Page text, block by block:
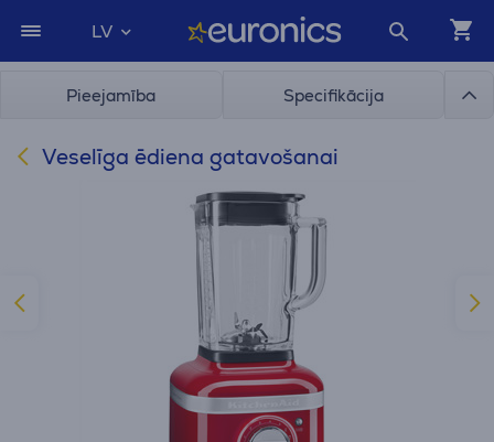
LV
Pieejamība Specifikācija
Veselīga ēdiena gatavošanai